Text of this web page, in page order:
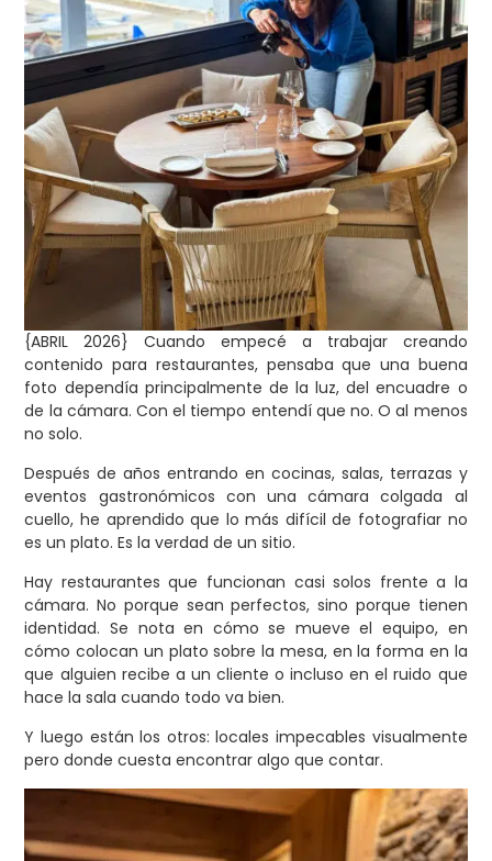
{ABRIL 2026} Cuando empecé a trabajar creando
contenido para restaurantes, pensaba que una buena
foto dependía principalmente de la luz, del encuadre o
de la cámara. Con el tiempo entendí que no. O al menos
no solo.
Después de años entrando en cocinas, salas, terrazas y
eventos gastronómicos con una cámara colgada al
cuello, he aprendido que lo más difícil de fotografiar no
es un plato. Es la verdad de un sitio.
Hay restaurantes que funcionan casi solos frente a la
cámara. No porque sean perfectos, sino porque tienen
identidad. Se nota en cómo se mueve el equipo, en
cómo colocan un plato sobre la mesa, en la forma en la
que alguien recibe a un cliente o incluso en el ruido que
hace la sala cuando todo va bien.
Y luego están los otros: locales impecables visualmente
pero donde cuesta encontrar algo que contar.